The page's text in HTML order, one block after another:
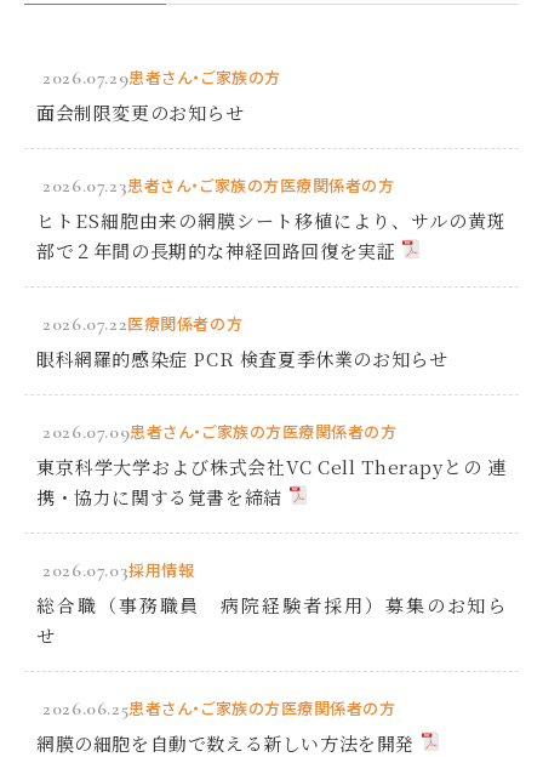
2026.07.29患者さん・ご家族の方
面会制限変更のお知らせ
2026.07.23患者さん・ご家族の方医療関係者の方
ヒトES細胞由来の網膜シート移植により、サルの黄斑
部で２年間の長期的な神経回路回復を実証
2026.07.22医療関係者の方
眼科網羅的感染症 PCR 検査夏季休業のお知らせ
2026.07.09患者さん・ご家族の方医療関係者の方
東京科学大学および株式会社VC Cell Therapyとの 連
携・協力に関する覚書を締結
2026.07.03採用情報
総合職（事務職員 病院経験者採用）募集のお知ら
せ
2026.06.25患者さん・ご家族の方医療関係者の方
網膜の細胞を自動で数える新しい方法を開発